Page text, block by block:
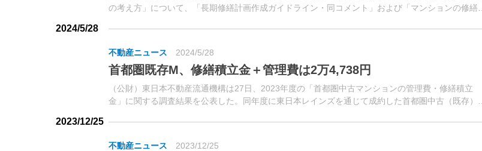
の考え方」について、「長期修繕計画作成ガイドライン・同コメント」および「マンションの修繕積
2024/5/28
不動産ニュース 2024/5/28
首都圏既存М、修繕積立金＋管理費は2万4,738円
（公財）東日本不動産流通機構は27日、2023年度の「首都圏中古マンションの管理費・修繕積立
金」に関する調査結果を公表した。同年度に東日本レインズを通じて成約した首都圏中古（既存）マ
2023/12/25
不動産ニュース 2023/12/25